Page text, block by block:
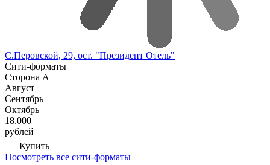
С.Перовской, 29, ост. "Президент Отель"
Сити-форматы
Сторона А
Август
Сентябрь
Октябрь
18.000
рублей
Купить
Посмотреть все сити-форматы